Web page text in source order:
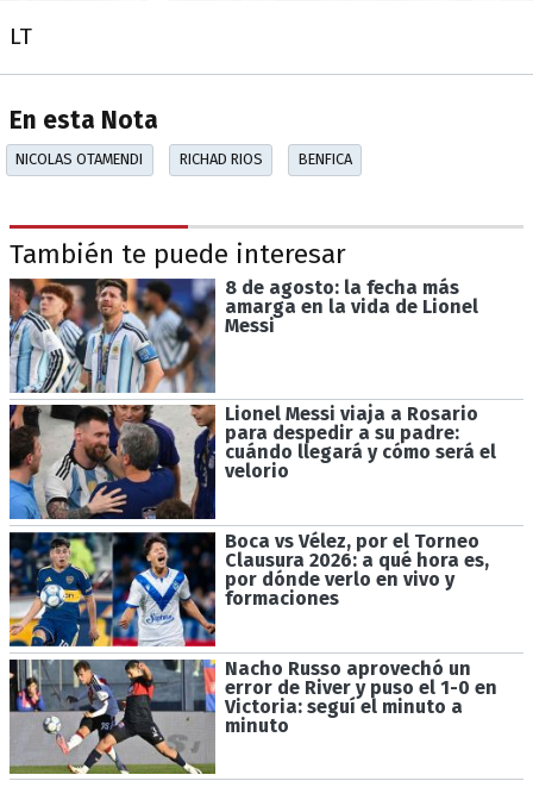
LT
En esta Nota
NICOLAS OTAMENDI RICHAD RIOS BENFICA
También te puede interesar
8 de agosto: la fecha más
amarga en la vida de Lionel
Messi
Lionel Messi viaja a Rosario
para despedir a su padre:
cuándo llegará y cómo será el
velorio
Boca vs Vélez, por el Torneo
Clausura 2026: a qué hora es,
por dónde verlo en vivo y
formaciones
Nacho Russo aprovechó un
error de River y puso el 1-0 en
Victoria: seguí el minuto a
minuto